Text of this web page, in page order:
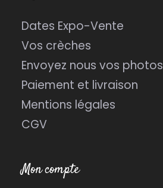
Dates Expo-Vente
Vos crèches
Envoyez nous vos photos
Paiement et livraison
Mentions légales
CGV
Mon compte